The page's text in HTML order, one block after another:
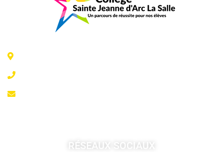
RÉSEAUX SOCIAUX